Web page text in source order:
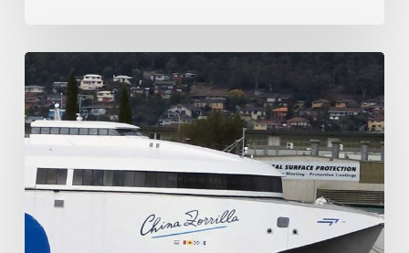
El
China
Zorrilla,
ferry
eléctrico
más